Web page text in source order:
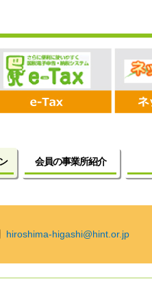
会員の事業所紹介
hiroshima-higashi@hint.or.jp